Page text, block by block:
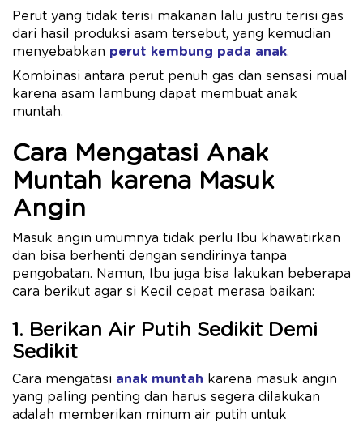
Perut yang tidak terisi makanan lalu justru terisi gas
dari hasil produksi asam tersebut, yang kemudian
menyebabkan perut kembung pada anak.
Kombinasi antara perut penuh gas dan sensasi mual
karena asam lambung dapat membuat anak
muntah.
Cara Mengatasi Anak
Muntah karena Masuk
Angin
Masuk angin umumnya tidak perlu Ibu khawatirkan
dan bisa berhenti dengan sendirinya tanpa
pengobatan. Namun, Ibu juga bisa lakukan beberapa
cara berikut agar si Kecil cepat merasa baikan:
1. Berikan Air Putih Sedikit Demi
Sedikit
Cara mengatasi anak muntah karena masuk angin
yang paling penting dan harus segera dilakukan
adalah memberikan minum air putih untuk